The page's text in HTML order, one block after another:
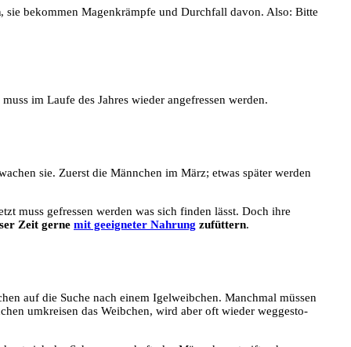
, sie bekom­men Magen­krämp­fe und Durch­fall davon. Also: Bit­te
im Lau­fe des Jah­res wie­der ange­fres­sen werden.
sie. Zuerst die Männ­chen im März; etwas spä­ter wer­den
muss gefres­sen wer­den was sich fin­den lässt. Doch ihre
Zeit ger­ne mit geeig­ne­ter Nah­rung zufüt­tern.
auf die Suche nach einem Igel­weib­chen. Manch­mal müs­sen
umkrei­sen das Weib­chen, wird aber oft wie­der weg­ge­sto­